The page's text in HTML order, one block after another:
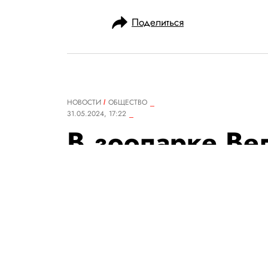
Поделиться
НОВОСТИ
ОБЩЕСТВО
31.05.2024, 17:22
В зоопарке